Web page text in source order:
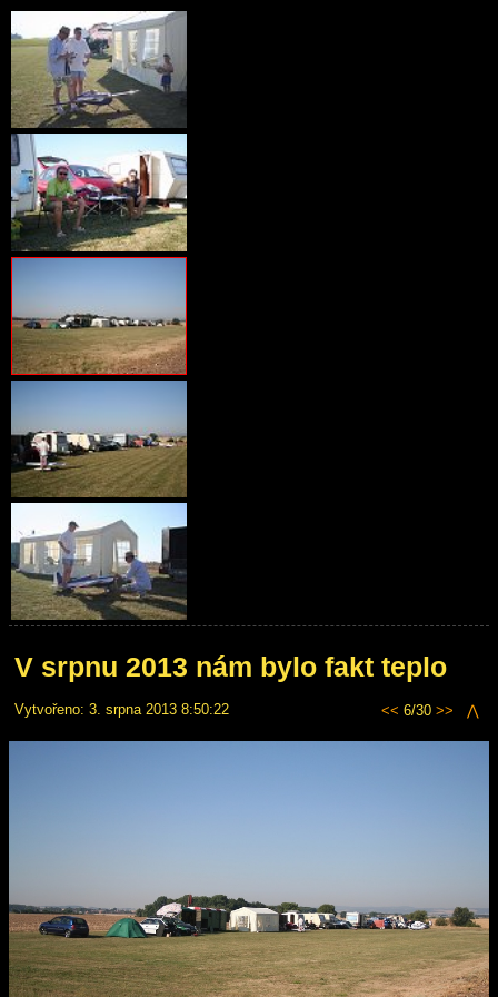
V srpnu 2013 nám bylo fakt teplo
<< 6/30 >> ⋀
Vytvořeno: 3. srpna 2013 8:50:22